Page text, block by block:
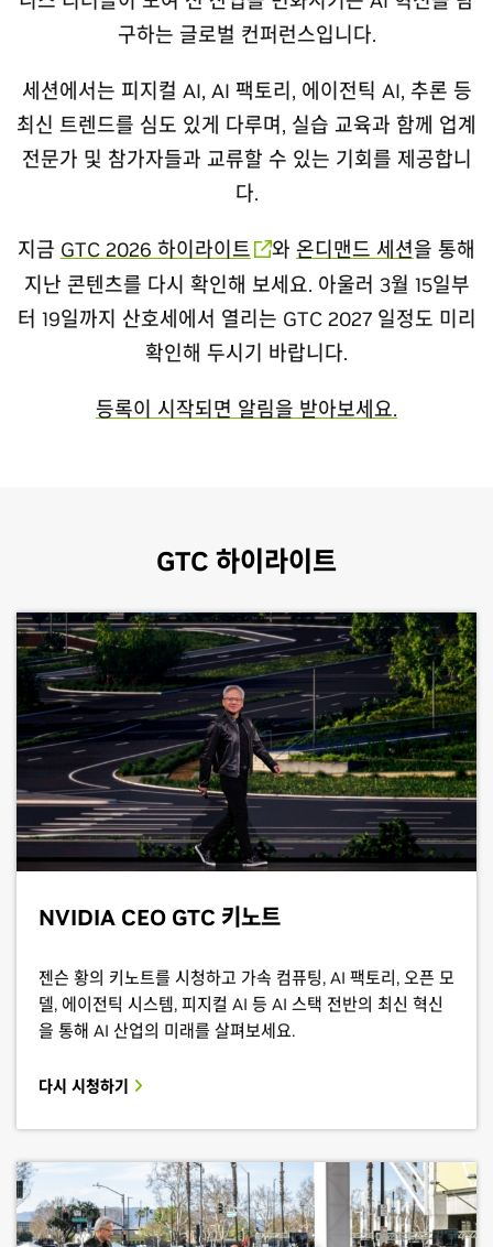
구하는 글로벌 컨퍼런스입니다.
세션에서는 피지컬 AI, AI 팩토리, 에이전틱 AI, 추론 등
최신 트렌드를 심도 있게 다루며, 실습 교육과 함께 업계
전문가 및 참가자들과 교류할 수 있는 기회를 제공합니
다.
지금 GTC 2026 하이라이트 와 온디맨드 세션을 통해
지난 콘텐츠를 다시 확인해 보세요. 아울러 3월 15일부
터 19일까지 산호세에서 열리는 GTC 2027 일정도 미리
확인해 두시기 바랍니다.
등록이 시작되면 알림을 받아보세요.
GTC 하이라이트
NVIDIA CEO GTC 키노트
젠슨 황의 키노트를 시청하고 가속 컴퓨팅, AI 팩토리, 오픈 모
델, 에이전틱 시스템, 피지컬 AI 등 AI 스택 전반의 최신 혁신
을 통해 AI 산업의 미래를 살펴보세요.
다시 시청하기